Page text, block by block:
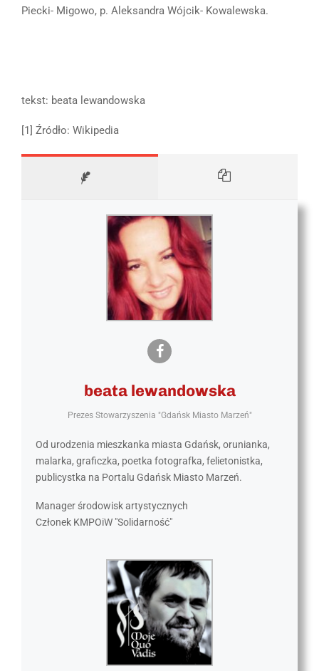
Piecki- Migowo, p. Aleksandra Wójcik- Kowalewska.
tekst: beata lewandowska
[1] Źródło: Wikipedia
beata lewandowska
Prezes Stowarzyszenia "Gdańsk Miasto Marzeń"
Od urodzenia mieszkanka miasta Gdańsk, orunianka,
malarka, graficzka, poetka fotografka, felietonistka,
publicystka na Portalu Gdańsk Miasto Marzeń.
Manager środowisk artystycznych
Członek KMPOiW "Solidarność"